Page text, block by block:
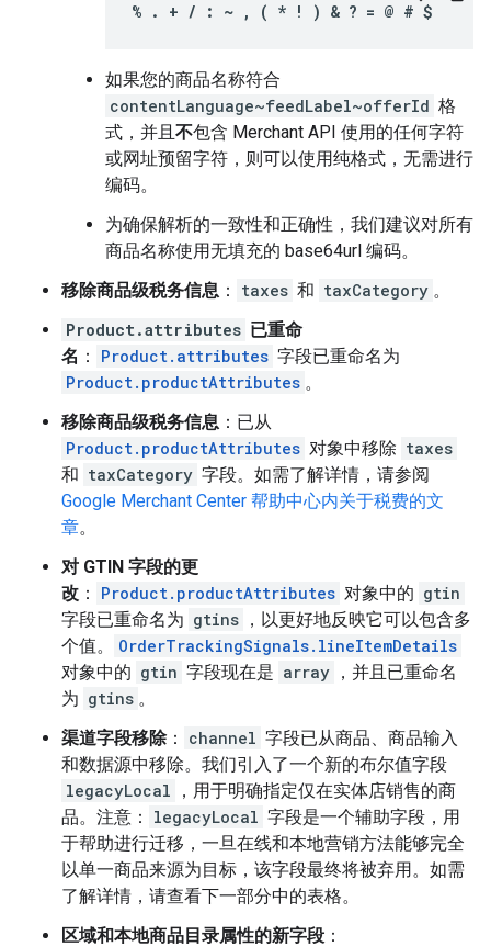
% . + / : ~ , ( * ! ) & ? = @ # $
如果您的商品名称符合
contentLanguage~feedLabel~offerId 格
式，并且 不包含 Merchant API 使用的任何字符
或网址预留字符，则可以使用纯格式，无需进行
编码。
为确保解析的一致性和正确性，我们建议对所有
商品名称使用无填充的 base64url 编码。
移除商品级税务信息 ： taxes 和 taxCategory 。
Product.attributes 已重命
名 ： Product.attributes 字段已重命名为
Product.productAttributes 。
移除商品级税务信息 ：已从
Product.productAttributes 对象中移除 taxes
和 taxCategory 字段。如需了解详情，请参阅
Google Merchant Center 帮助中心内关于税费的文
章。
对 GTIN 字段的更
改 ： Product.productAttributes 对象中的 gtin
字段已重命名为 gtins ，以更好地反映它可以包含多
个值。
OrderTrackingSignals.lineItemDetails
对象中的 gtin 字段现在是 array ，并且已重命名
为 gtins 。
渠道字段移除： channel 字段已从商品、商品输入
和数据源中移除。我们引入了一个新的布尔值字段
legacyLocal
，用于明确指定仅在实体店销售的商
品。注意：
legacyLocal 字段是一个辅助字段，用
于帮助进行迁移，一旦在线和本地营销方法能够完全
以单一商品来源为目标，该字段最终将被弃用。如需
了解详情，请查看下一部分中的表格。
区域和本地商品目录属性的新字段 ：